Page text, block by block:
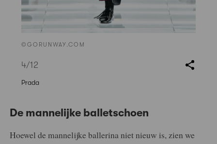
©GORUNWAY.COM
4/12
Prada
De mannelijke balletschoen
Hoewel de mannelijke ballerina niet nieuw is, zien we